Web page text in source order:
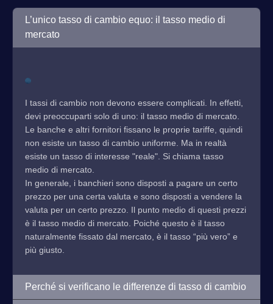
L’unico tasso di cambio equo: il tasso medio di
mercato
I tassi di cambio non devono essere complicati. In effetti,
devi preoccuparti solo di uno: il tasso medio di mercato.
Le banche e altri fornitori fissano le proprie tariffe, quindi
non esiste un tasso di cambio uniforme. Ma in realtà
esiste un tasso di interesse "reale". Si chiama tasso
medio di mercato.
In generale, i banchieri sono disposti a pagare un certo
prezzo per una certa valuta e sono disposti a vendere la
valuta per un certo prezzo. Il punto medio di questi prezzi
è il tasso medio di mercato. Poiché questo è il tasso
naturalmente fissato dal mercato, è il tasso “più vero” e
più giusto.
Perché si verificano le differenze di tasso di cambio